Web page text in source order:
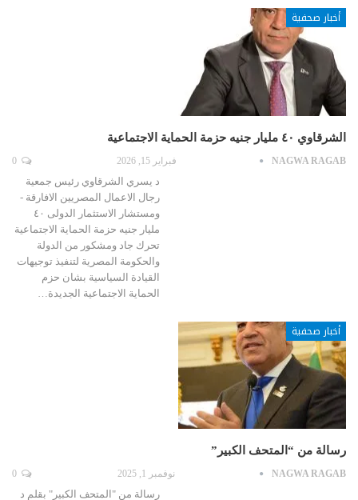
أخبار صحفية
الشرقاوي ٤٠ مليار جنيه حزمة الحماية الاجتماعية
NAGWA RAGAB فبراير 15, 2026
د يسري الشرقاوي رئيس جمعية
رجال الاعمال المصريين الافارقة -
ومستشار الاستثمار الدولى ٤٠
مليار جنيه حزمة الحماية الاجتماعية
تحرك جاد ومشكور من الدولة
والحكومة المصرية لتنفيذ توجيهات
القيادة السياسية بشان حزم
الحماية الاجتماعية الجديدة…
أخبار صحفية
رسالة من “المتحف الكبير”
NAGWA RAGAB نوفمبر 1, 2025
رسالة من "المتحف الكبير" بقلم د